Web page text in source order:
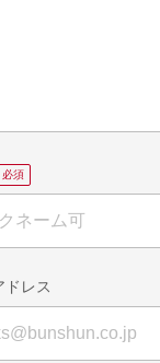
ドレス